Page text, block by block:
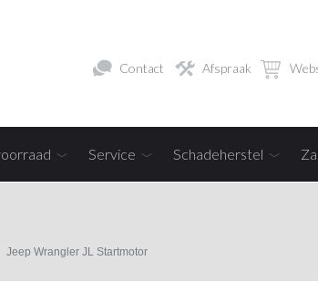
Contact Afspraak
Service Schadeherstel
Jeep Wrangler JL Startmotor